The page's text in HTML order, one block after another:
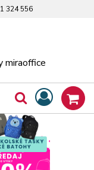
miraoffice
324 556